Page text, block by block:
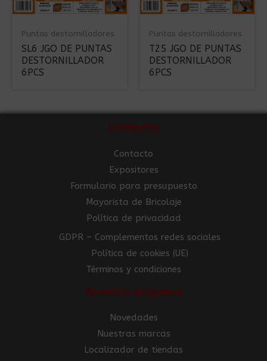
Puntas destornilladores
SL6 JGO DE PUNTAS
DESTORNILLADOR
6PCS
Puntas destornilladores
T25 JGO DE PUNTAS
DESTORNILLADOR
6PCS
Contacto
Contacto
Expositores
Formulario para presupuesto
Mayorista de Bricolaje
Política de privacidad
GDPR – Complementos redes sociales
Política de cookies (UE)
Términos y condiciones
Nuestra empresa
Novedades
Nuestras marcas
Localizador de tiendas